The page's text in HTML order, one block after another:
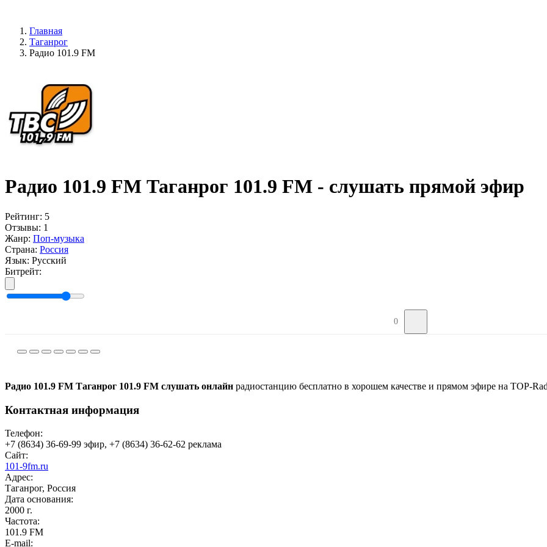
Главная
Таганрог
Радио 101.9 FM
Радио 101.9 FM Таганрог 101.9 FM - слушать прямой эфир
Рейтинг: 5
Отзывы: 1
Жанр: Поп-музыка
Страна: Россия
Язык: Русский
Битрейт:
0
Радио 101.9 FM Таганрог 101.9 FM слушать онлайн радиостанцию бесплатно в хорошем качестве и прямом эфире на TOP-
Контактная информация
Телефон:
+7 (8634) 36-69-99 эфир, +7 (8634) 36-62-62 реклама
Сайт:
101-9fm.ru
Адрес:
Таганрог, Россия
Дата основания:
2000 г.
Частота:
101.9 FM
E-mail: